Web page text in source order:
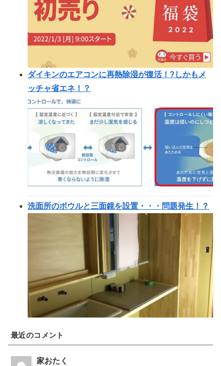
ダイキンのエアコンに再熱除湿が復活！?しかもメ
ッチャ省エネ！？
洗面所のボウルと三面鏡を設置・・・問題発生！？
最近のコメント
家おたく